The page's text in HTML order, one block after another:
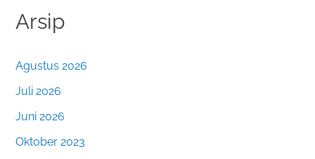
Arsip
Agustus 2026
Juli 2026
Juni 2026
Oktober 2023